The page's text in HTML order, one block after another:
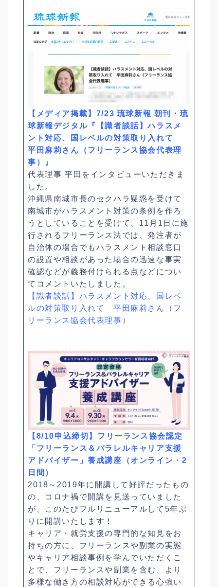
【メディア掲載】7/23 琉球新報 朝刊・琉
球新報デジタル『【識者談話】ハラスメ
ント対応、国レベルの対策取り入れて
平田麻莉さん（フリーランス協会代表理
事）』
代表理事 平田をインタビューいただきま
した。
沖縄県南城市長のセクハラ疑惑を受けて
南城市がハラスメント対策の条例を作ろ
うとしていることを受けて、11月1日に施
行されるフリーランス法では、発注者が
自治体の場合でもハラスメント相談窓口
の設置や相談があった場合の迅速な事実
確認などが義務付けられる点などについ
てコメントいたしました。
【識者談話】ハラスメント対応、国レベ
ルの対策取り入れて 平田麻莉さん（フ
リーランス協会代表理事）
【8/10申込締切】フリーランス協会認定
「フリーランス＆パラレルキャリア支援
アドバイザー」養成講座（オンライン・2
日間）
2018～2019年に開講して好評だったもの
の、コロナ禍で開講を見送っていました
が、このたびフルリニューアルして5年ぶ
りに開講いたします！
キャリア・就労支援の専門的な知見をお
持ちの方に、フリーランスや副業の実態
やキャリア相談事例を学んでいただくこ
とで、フリーランスや副業を含む、より
多様な働き方の相談対応ができる心強い